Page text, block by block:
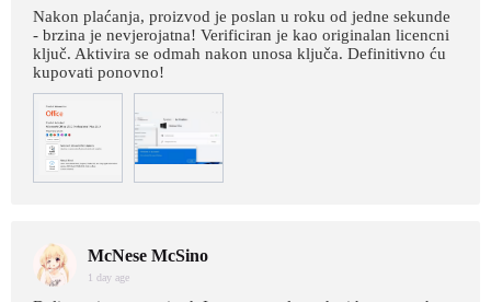
Nakon plaćanja, proizvod je poslan u roku od jedne sekunde
- brzina je nevjerojatna! Verificiran je kao originalan licencni
ključ. Aktivira se odmah nakon unosa ključa. Definitivno ću
kupovati ponovno!
McNese McSino
1 day age